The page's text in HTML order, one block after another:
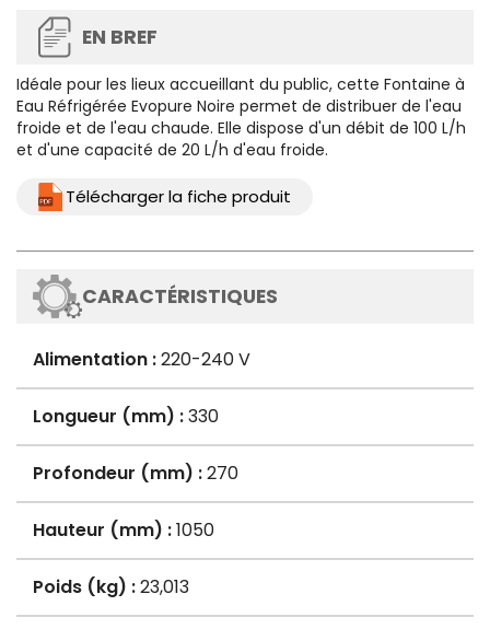
EN BREF
Idéale pour les lieux accueillant du public, cette Fontaine à
Eau Réfrigérée Evopure Noire permet de distribuer de l'eau
froide et de l'eau chaude. Elle dispose d'un débit de 100 L/h
et d'une capacité de 20 L/h d'eau froide.
Télécharger la fiche produit
CARACTÉRISTIQUES
Alimentation :220-240 V
Longueur (mm) :330
Profondeur (mm) :270
Hauteur (mm) :1050
Poids (kg) :23,013